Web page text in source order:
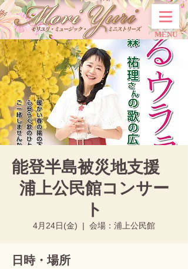
MENU
能登半島被災地支援
浦上公民館コンサー
ト
4月24日(金)
  |
会場：浦上公民館
日時・場所